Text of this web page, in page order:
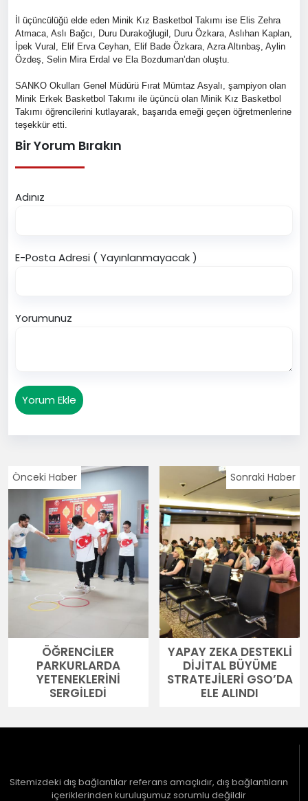
İl üçüncülüğü elde eden Minik Kız Basketbol Takımı ise Elis Zehra
Atmaca, Aslı Bağcı, Duru Durakoğlugil, Duru Özkara, Aslıhan Kaplan,
İpek Vural, Elif Erva Ceyhan, Elif Bade Özkara, Azra Altınbaş, Aylin
Özdeş, Selin Mira Erdal ve Ela Bozduman’dan oluştu.
SANKO Okulları Genel Müdürü Fırat Mümtaz Asyalı, şampiyon olan
Minik Erkek Basketbol Takımı ile üçüncü olan Minik Kız Basketbol
Takımı öğrencilerini kutlayarak, başarıda emeği geçen öğretmenlerine
teşekkür etti.
Bir Yorum Bırakın
Adınız
E-Posta Adresi ( Yayınlanmayacak )
Yorumunuz
Yorum Ekle
Önceki Haber
ÖĞRENCİLER
PARKURLARDA
YETENEKLERİNİ
SERGİLEDİ
Sonraki Haber
YAPAY ZEKA DESTEKLİ
DİJİTAL BÜYÜME
STRATEJİLERİ GSO’DA
ELE ALINDI
Sitemizdeki dış bağlantılar referans amaçlıdır, dış bağlantıların
içeriklerinden kuruluşumuz sorumlu değildir